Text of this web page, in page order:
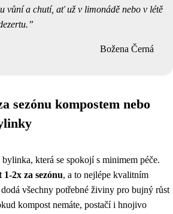
vůní a chutí, ať už v limonádě nebo v létě
Božena Černá
sezónu kompostem nebo
která se spokojí s minimem péče.
2x za sezónu, a to nejlépe kvalitním
všechny potřebné živiny pro bujný růst
kompost nemáte, postačí i hnojivo